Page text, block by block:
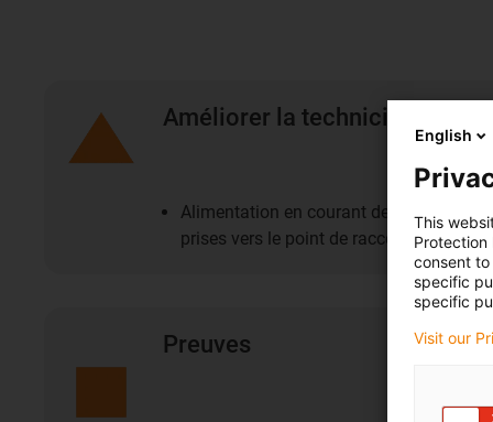
Améliorer la technicité
Alimentation en courant de quai flexible
prises vers le point de raccordement
Preuves
English
This
Protection
consent
specific
specific
Visit our